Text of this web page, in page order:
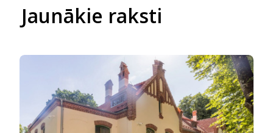
Jaunākie raksti